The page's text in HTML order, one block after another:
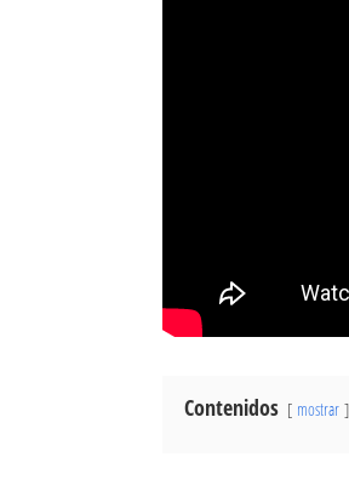
Contenidos mostrar